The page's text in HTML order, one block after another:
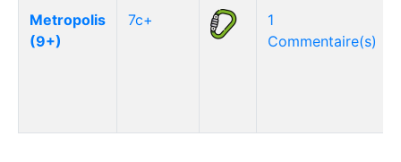
Metropolis
(9+)
7c+
1
Commentaire(s)